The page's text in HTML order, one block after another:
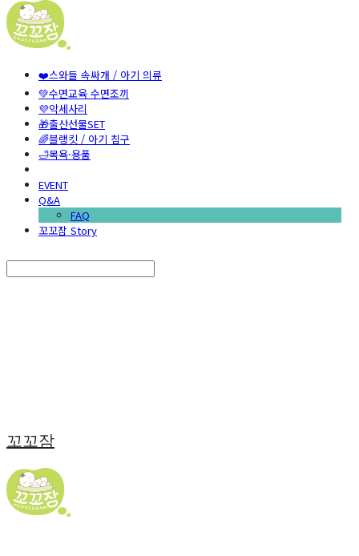
❤️스와들 속싸개 / 아기 의류
💚수면교육 수면조끼
💜악세사리
🎁출산선물SET
🌈블랭킷 / 아기 침구
🛁목욕·용품
EVENT
Q&A
FAQ
꼬꼬잠 Story
꼬꼬잠